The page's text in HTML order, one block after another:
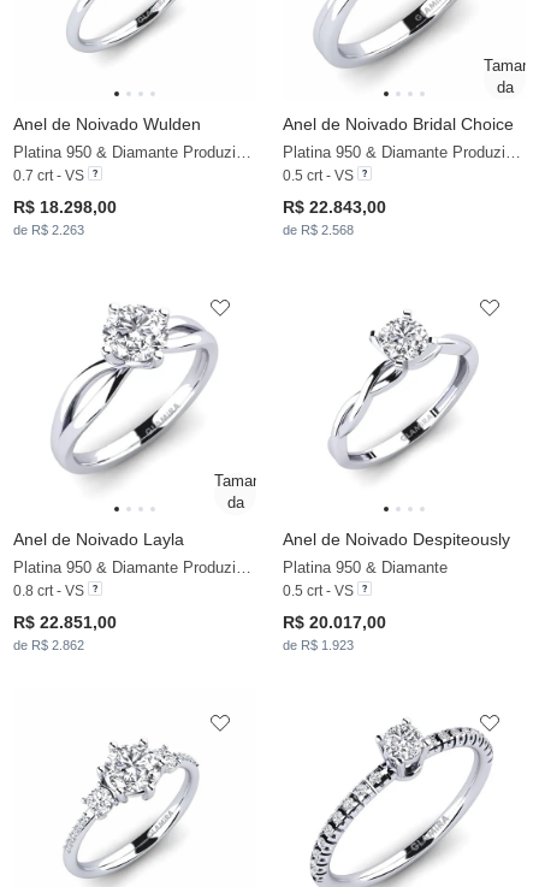
Anel de Noivado Wulden
0.7 crt - VS
R$ 18.298,00
de R$ 2.263
Anel de Noivado Bridal Choice
0.5 crt - VS
R$ 22.843,00
de R$ 2.568
Anel de Noivado Layla
0.8 crt - VS
R$ 22.851,00
de R$ 2.862
Anel de Noivado Despiteously
Platina 950 & Diamante
0.5 crt - VS
R$ 20.017,00
de R$ 1.923